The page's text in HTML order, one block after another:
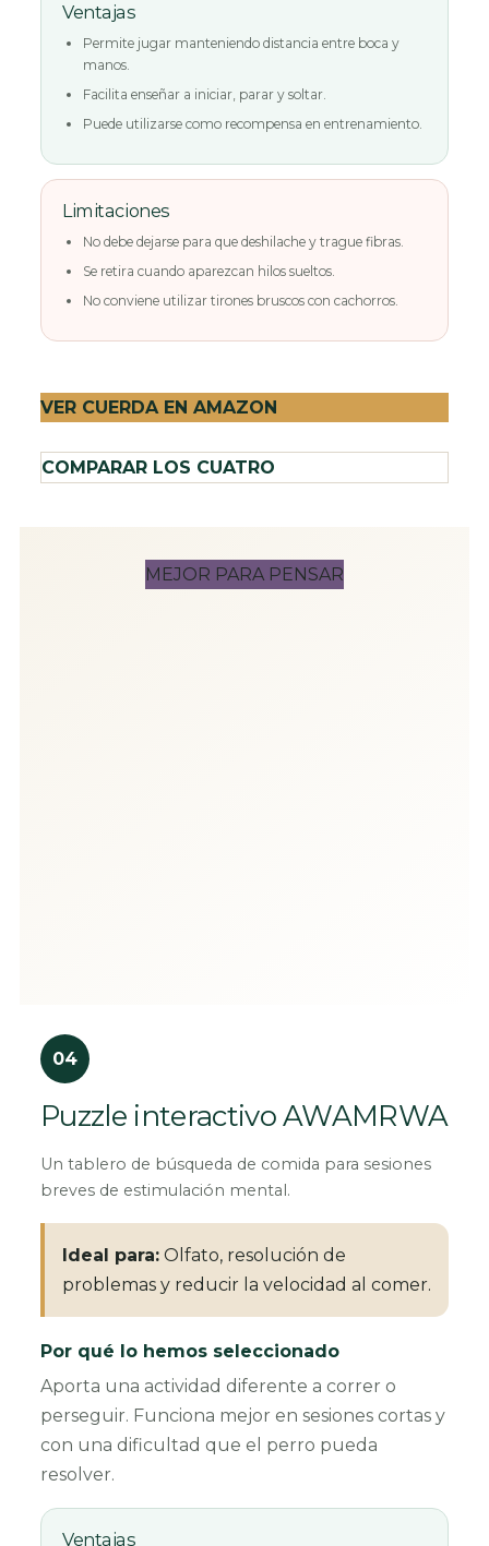
Ventajas
Permite jugar manteniendo distancia entre boca y
manos.
Facilita enseñar a iniciar, parar y soltar.
Puede utilizarse como recompensa en entrenamiento.
Limitaciones
No debe dejarse para que deshilache y trague fibras.
Se retira cuando aparezcan hilos sueltos.
No conviene utilizar tirones bruscos con cachorros.
VER CUERDA EN AMAZON
COMPARAR LOS CUATRO
MEJOR PARA PENSAR
04
Puzzle interactivo AWAMRWA
Un tablero de búsqueda de comida para sesiones
breves de estimulación mental.
Ideal para: Olfato, resolución de
problemas y reducir la velocidad al comer.
Por qué lo hemos seleccionado
Aporta una actividad diferente a correr o
perseguir. Funciona mejor en sesiones cortas y
con una dificultad que el perro pueda
resolver.
Ventajas